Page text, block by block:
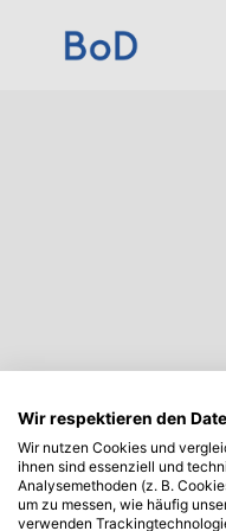
Wir respektieren den
Wir nutzen Cookies und
ihnen sind essenziell und
Analysemethoden (z. B.
um zu messen, wie häufig
verwenden